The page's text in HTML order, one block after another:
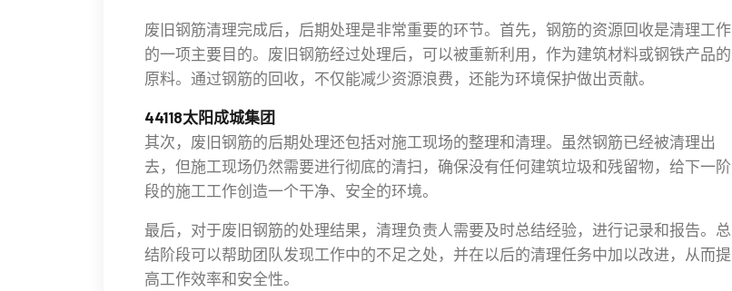
废旧钢筋清理完成后，后期处理是非常重要的环节。首先，钢筋的资源回收是清理工作
的一项主要目的。废旧钢筋经过处理后，可以被重新利用，作为建筑材料或钢铁产品的
原料。通过钢筋的回收，不仅能减少资源浪费，还能为环境保护做出贡献。
44118太阳成城集团
其次，废旧钢筋的后期处理还包括对施工现场的整理和清理。虽然钢筋已经被清理出
去，但施工现场仍然需要进行彻底的清扫，确保没有任何建筑垃圾和残留物，给下一阶
段的施工工作创造一个干净、安全的环境。
最后，对于废旧钢筋的处理结果，清理负责人需要及时总结经验，进行记录和报告。总
结阶段可以帮助团队发现工作中的不足之处，并在以后的清理任务中加以改进，从而提
高工作效率和安全性。